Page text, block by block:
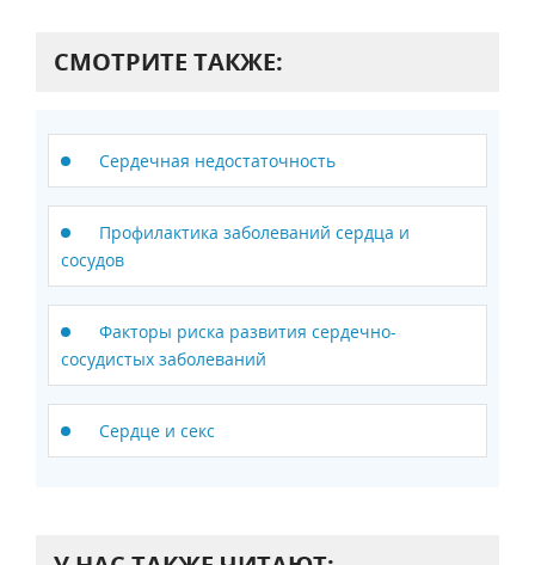
СМОТРИТЕ ТАКЖЕ:
Сердечная недостаточность
Профилактика заболеваний сердца и
сосудов
Факторы риска развития сердечно-
сосудистых заболеваний
Сердце и секс